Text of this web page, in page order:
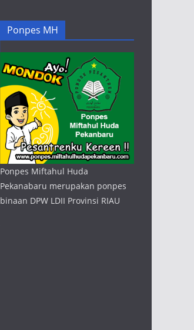
Ponpes MH
Ponpes Miftahul Huda
Pekanabaru merupakan ponpes
binaan DPW LDII Provinsi RIAU